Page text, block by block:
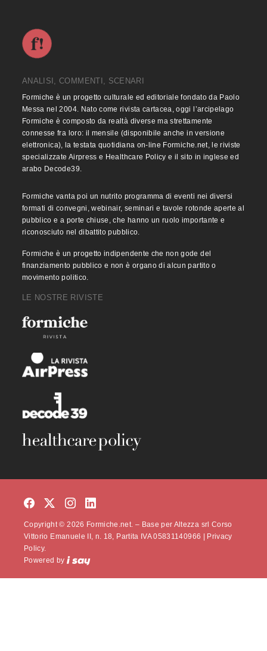
ANALISI, COMMENTI, SCENARI
Formiche è un progetto culturale ed editoriale fondato da Paolo
Messa nel 2004. Nato come rivista cartacea, oggi l’arcipelago
Formiche è composto da realtà diverse ma strettamente
connesse fra loro: il mensile (disponibile anche in versione
elettronica), la testata quotidiana on-line Formiche.net, le riviste
specializzate Airpress e Healthcare Policy e il sito in inglese ed
arabo Decode39.
Formiche vanta poi un nutrito programma di eventi nei diversi
formati di convegni, webinair, seminari e tavole rotonde aperte al
pubblico e a porte chiuse, che hanno un ruolo importante e
riconosciuto nel dibattito pubblico.
Formiche è un progetto indipendente che non gode del
finanziamento pubblico e non è organo di alcun partito o
movimento politico.
LE NOSTRE RIVISTE
Copyright © 2026 Formiche.net. – Base per Altezza srl Corso
Vittorio Emanuele II, n. 18, Partita IVA 05831140966 | Privacy
Policy.
Powered by